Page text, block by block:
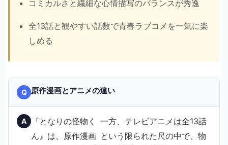
コミカルさと繊細な心情描写のバランスが秀逸
全13話と観やすい話数で青春ラブコメを一気に楽
しめる
Q 原作漫画とアニメの違い
A
『となりの怪物く
ん』は、原作漫画
一方、テレビアニメは全13話
という限られた尺の中で、物